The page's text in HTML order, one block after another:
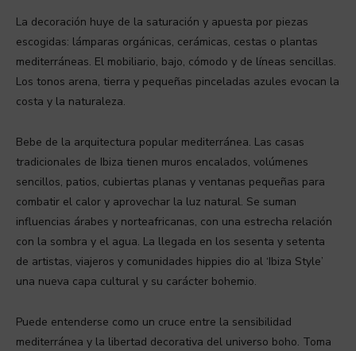
La decoración huye de la saturación y apuesta por piezas
escogidas: lámparas orgánicas, cerámicas, cestas o plantas
mediterráneas. El mobiliario, bajo, cómodo y de líneas sencillas.
Los tonos arena, tierra y pequeñas pinceladas azules evocan la
costa y la naturaleza.
Bebe de la arquitectura popular mediterránea. Las casas
tradicionales de Ibiza tienen muros encalados, volúmenes
sencillos, patios, cubiertas planas y ventanas pequeñas para
combatir el calor y aprovechar la luz natural. Se suman
influencias árabes y norteafricanas, con una estrecha relación
con la sombra y el agua. La llegada en los sesenta y setenta
de artistas, viajeros y comunidades hippies dio al ‘Ibiza Style’
una nueva capa cultural y su carácter bohemio.
Puede entenderse como un cruce entre la sensibilidad
mediterránea y la libertad decorativa del universo boho. Toma